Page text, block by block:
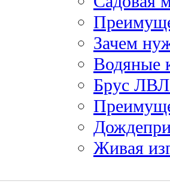
Зачем
Водяные
Брус
Живая